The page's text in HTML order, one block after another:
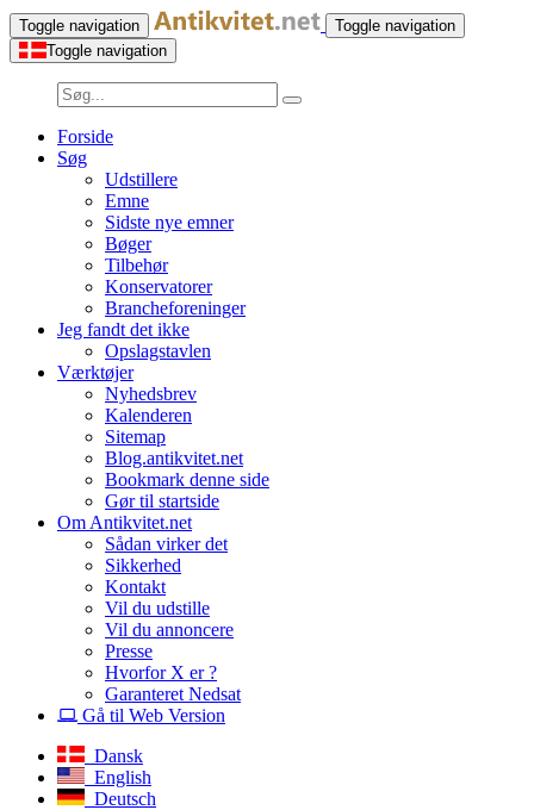
Toggle navigation
Toggle navigation
Toggle navigation
Forside
Søg
Udstillere
Emne
Sidste nye emner
Bøger
Tilbehør
Konservatorer
Brancheforeninger
Jeg fandt det ikke
Opslagstavlen
Værktøjer
Nyhedsbrev
Kalenderen
Sitemap
Blog.antikvitet.net
Bookmark denne side
Gør til startside
Om Antikvitet.net
Sådan virker det
Sikkerhed
Kontakt
Vil du udstille
Vil du annoncere
Presse
Hvorfor X er ?
Garanteret Nedsat
Gå til Web Version
Dansk
English
Deutsch